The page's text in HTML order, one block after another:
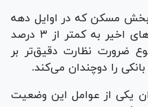
مسکن که در اوایل دهه
۹۰ حدود ۱۷ درصد بوده، در سال‌های اخیر به کمتر از ۳ درصد
ضرورت نظارت دقیق‌تر بر
را دوچندان می‌کند.
یکی از عوامل این وضعیت